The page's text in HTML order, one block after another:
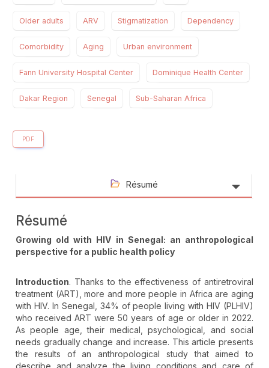
Older adults ARV Stigmatization Dependency
Comorbidity Aging Urban environment
Fann University Hospital Center Dominique Health Center
Dakar Region Senegal Sub-Saharan Africa
PDF
Résumé
Résumé
Growing old with HIV in Senegal: an anthropological
perspective for a public health policy
Introduction. Thanks to the effectiveness of antiretroviral
treatment (ART), more and more people in Africa are aging
with HIV. In Senegal, 34% of people living with HIV (PLHIV)
who received ART were 50 years of age or older in 2022.
As people age, their medical, psychological, and social
needs gradually change and increase. This article presents
the results of an anthropological study that aimed to
describe and analyze the living conditions and care of